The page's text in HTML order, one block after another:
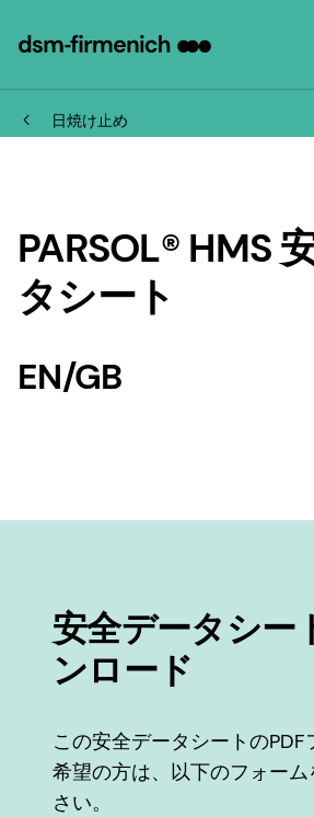
日焼け止め
PARSOL® HMS
タシート
EN/GB
安全データシー
ンロード
この安全データシートの
希望の方は、以下のフォー
さい。